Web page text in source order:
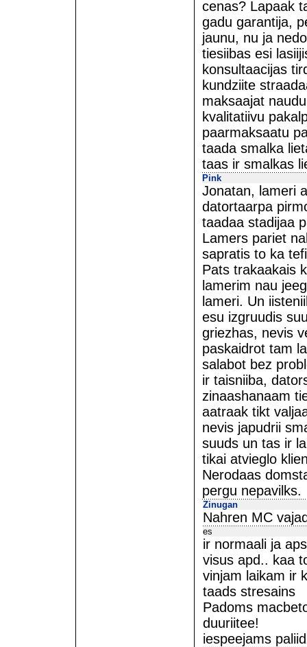
cenas? Lapaak
gadu garantija,
jaunu, nu ja
tiesiibas esi
konsultaacijas
kundziite
maksaajat
kvalitatiivu
paarmaksaatu
taada smalka
taas ir smalkas
Pink
Jonatan, lameri
datortaarpa
taadaa stadijaa
Lamers pariet
sapratis to ka
Pats trakaakais
lamerim nau
lameri. Un
esu izgruudis
griezhas, nevis
paskaidrot tam
salabot bez
ir taisniiba,
zinaashanaam
aatraak tikt
nevis japudrii
suuds un tas ir
tikai atvieglo
Nerodaas
pergu nepavilks.
Zinugan
Nahren MC
es
ir normaali ja
visus apd.. kaa
vinjam laikam ir
taads stresains
Padoms
duuriitee!
iespeejams